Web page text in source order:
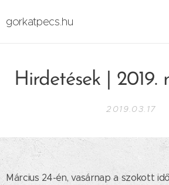
gorkatpecs.hu
Hirdetések | 2019.
2019.03.17
Március 24-én, vasárnap a szokott